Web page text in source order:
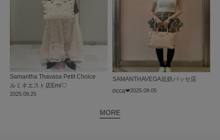
2025.09.25
Samantha Thavasa Petit Choice
ルミネエスト店Emi♡
2025.09.05
SAMANTHAVEGA近鉄パッセ店
ricca❤︎
MORE